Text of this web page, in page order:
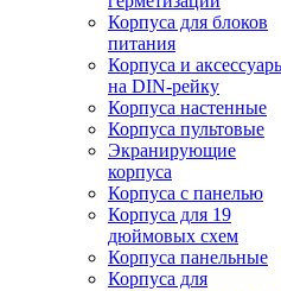
Корпуса для блоков
питания
Корпуса и
на DIN-рейку
Корпуса настенные
Корпуса пультовые
Экранирующие
корпуса
Корпуса с панелью
Корпуса для 19
дюймовых схем
Корпуса панельные
Корпуса для